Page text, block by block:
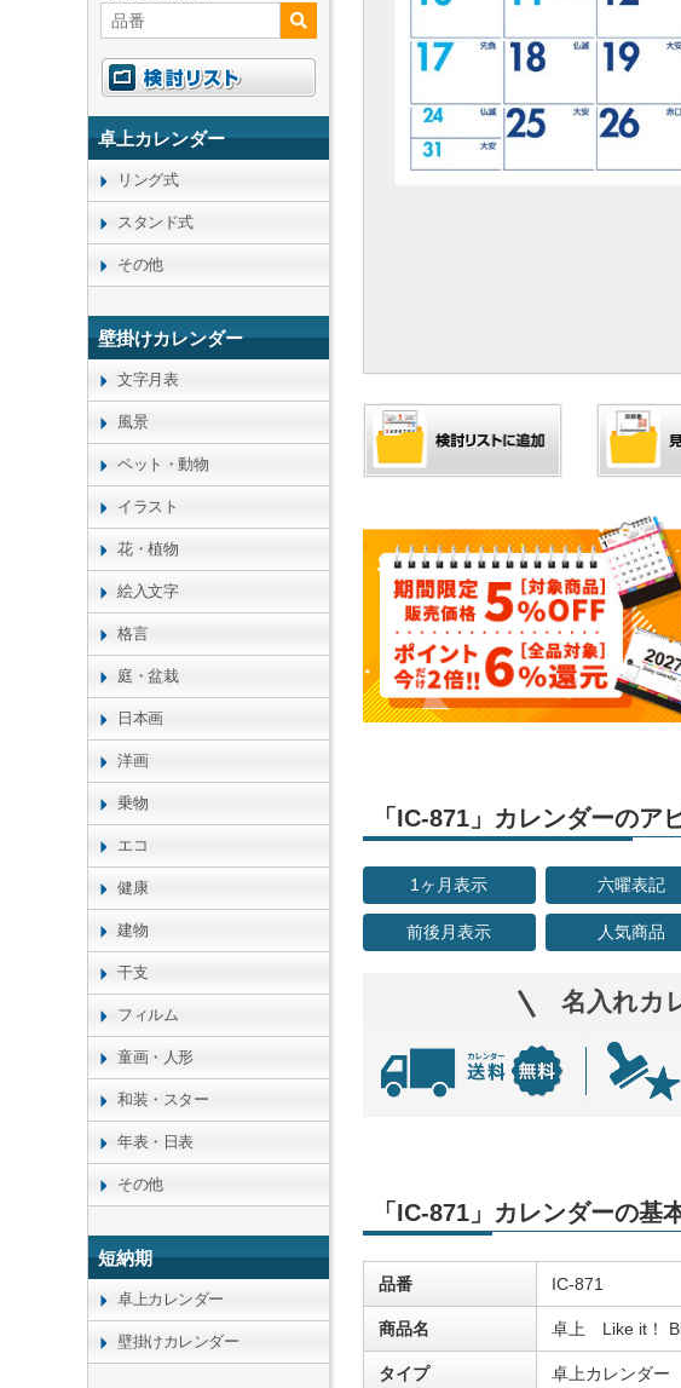
「IC-871」カレンダーのア
1ヶ月表示 六曜表記
前後月表示 人気商品
名入れカ
「IC-871」カレンダーの基
品番 IC-871
商品名 卓上 Like it！
タイプ 卓上カレンダー
卓上カレンダー
リング式
スタンド式
その他
壁掛けカレンダー
文字月表
風景
ペット・動物
イラスト
花・植物
絵入文字
格言
庭・盆栽
日本画
洋画
乗物
エコ
健康
建物
干支
フィルム
童画・人形
和装・スター
年表・日表
その他
短納期
卓上カレンダー
壁掛けカレンダー